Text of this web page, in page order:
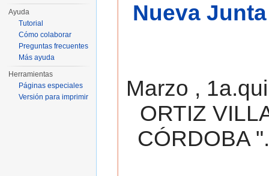
Nueva
Marzo ,
ORTIZ
CÓRDOBA
Ayuda
Tutorial
Cómo colaborar
Preguntas frecuentes
Más ayuda
Herramientas
Páginas especiales
Versión para imprimir